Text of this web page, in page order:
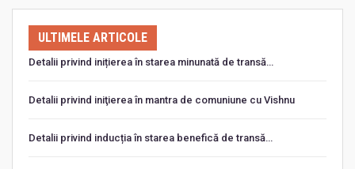
ULTIMELE ARTICOLE
Detalii privind inițierea în starea minunată de transă…
Detalii privind iniţierea în mantra de comuniune cu Vishnu
Detalii privind inducția în starea benefică de transă…